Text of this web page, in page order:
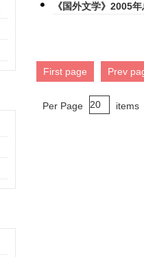
《国外文学》2005
First page Prev
Per Page items